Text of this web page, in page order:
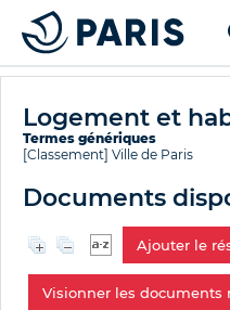
Logement et
Termes génériques
[Classement] Ville de Paris
Documents
Ajouter le
Visionner les documents